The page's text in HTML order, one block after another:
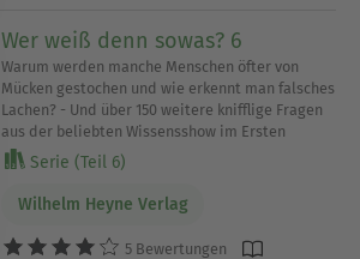
Wer weiß denn sowas? 6
Warum werden manche Menschen öfter von
Mücken gestochen und wie erkennt man falsches
Lachen? - Und über 150 weitere knifflige Fragen
aus der beliebten Wissensshow im Ersten
Serie (Teil 6)
Wilhelm Heyne Verlag
5 Bewertungen